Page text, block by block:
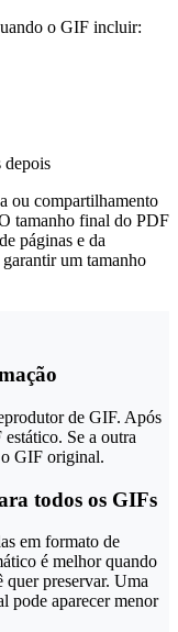
o GIF incluir:
depois
ou compartilhamento
tamanho final do PDF
páginas e da
um tamanho
de GIF. Após
Se a outra
o GIF original.
todos os GIFs
em formato de
é melhor quando
quer preservar. Uma
pode aparecer menor